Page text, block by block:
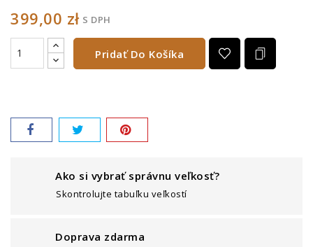
399,00 zł S DPH
Pridať Do Košíka
Ako si vybrať správnu veľkosť?
Skontrolujte tabuľku veľkostí
Doprava zdarma